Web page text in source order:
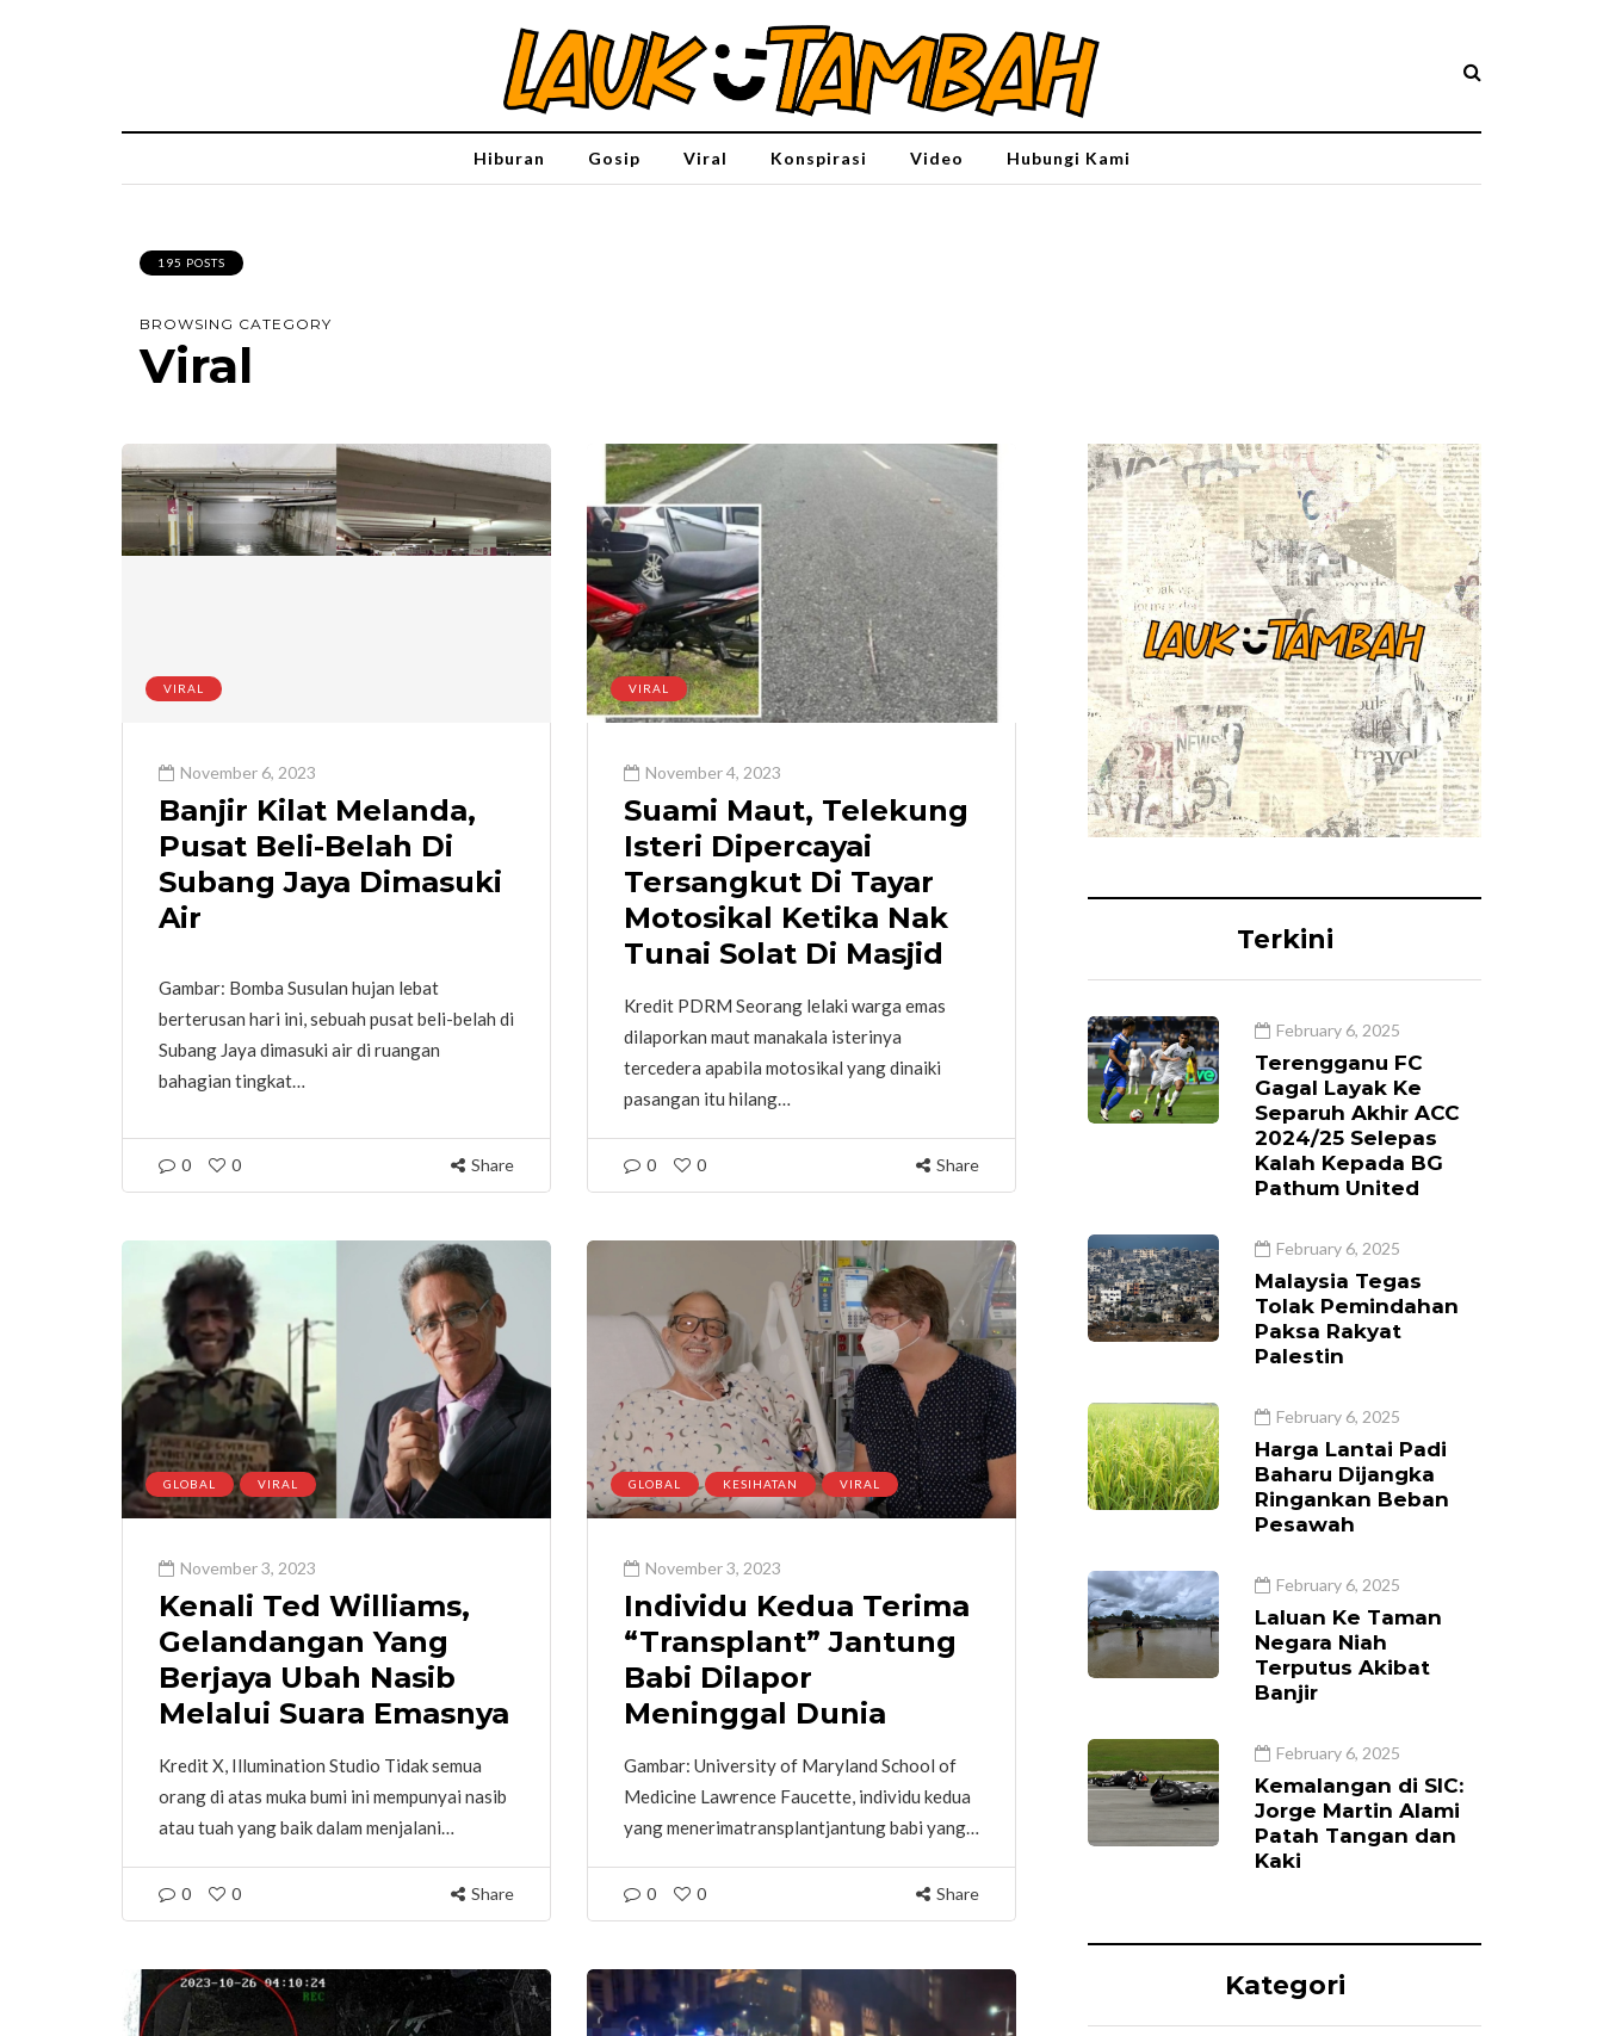
Hiburan Gosip Viral Konspirasi Video Hubungi Kami
195 POSTS
BROWSING CATEGORY
Viral
VIRAL
November 6, 2023
Banjir Kilat Melanda,
Pusat Beli-Belah Di
Subang Jaya Dimasuki
Air
Gambar: Bomba Susulan hujan lebat
berterusan hari ini, sebuah pusat beli-belah di
Subang Jaya dimasuki air di ruangan
bahagian tingkat…
0 0 Share
VIRAL
November 4, 2023
Suami Maut, Telekung
Isteri Dipercayai
Tersangkut Di Tayar
Motosikal Ketika Nak
Tunai Solat Di Masjid
Kredit PDRM Seorang lelaki warga emas
dilaporkan maut manakala isterinya
tercedera apabila motosikal yang dinaiki
pasangan itu hilang…
0 0 Share
GLOBAL VIRAL
November 3, 2023
Kenali Ted Williams,
Gelandangan Yang
Berjaya Ubah Nasib
Melalui Suara Emasnya
Kredit X, Illumination Studio Tidak semua
orang di atas muka bumi ini mempunyai nasib
atau tuah yang baik dalam menjalani…
0 0 Share
GLOBAL KESIHATAN VIRAL
November 3, 2023
Individu Kedua Terima
“Transplant” Jantung
Babi Dilapor
Meninggal Dunia
Gambar: University of Maryland School of
Medicine Lawrence Faucette, individu kedua
yang menerimatransplantjantung babi yang…
0 0 Share
Terkini
February 6, 2025
Terengganu FC
Gagal Layak Ke
Separuh Akhir ACC
2024/25 Selepas
Kalah Kepada BG
Pathum United
February 6, 2025
Malaysia Tegas
Tolak Pemindahan
Paksa Rakyat
Palestin
February 6, 2025
Harga Lantai Padi
Baharu Dijangka
Ringankan Beban
Pesawah
February 6, 2025
Laluan Ke Taman
Negara Niah
Terputus Akibat
Banjir
February 6, 2025
Kemalangan di SIC:
Jorge Martin Alami
Patah Tangan dan
Kaki
Kategori